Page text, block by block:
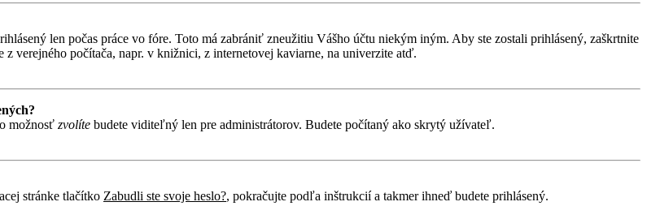
len počas práce vo fóre. Toto má zabrániť zneužitiu Vášho účtu niekým iným. Aby ste zostali prihlásený, zaškrtnite
verejného počítača, napr. v knižnici, z internetovej kaviarne, na univerzite atď.
možnosť zvolíte budete viditeľný len pre administrátorov. Budete počítaný ako skrytý užívateľ.
stránke tlačítko Zabudli ste svoje heslo?, pokračujte podľa inštrukcií a takmer ihneď budete prihlásený.